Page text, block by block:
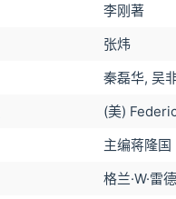
李刚著
张炜
秦磊华, 吴
(美)
主编蒋隆国
格兰·W·雷